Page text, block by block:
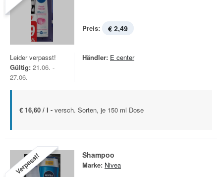
Preis: € 2,49
Leider verpasst!
Gültig: 21.06. -
27.06.
Händler: E center
€ 16,60 / l - versch. Sorten, je 150 ml Dose
Verpasst! Shampoo
Marke: Nivea